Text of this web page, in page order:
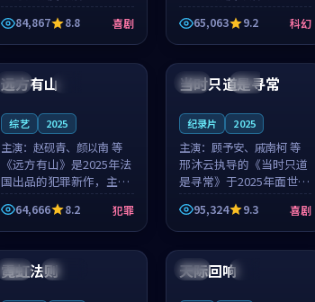
作。美国的取景与历史战
争的氛围相互成就，蒋知
南与金泰浩的对手戏自然
克制，让整部影片在悬念
与温度之...
84,867 8.8 喜剧
作。英国的取景与雨夜物
语的氛围相互成就，余之
言与季棠夏的对手戏自然
克制，让整部影片在悬念
与温度之...
65,063 9.2 科幻
法国
99:48
远方有山
综艺 2025
主演：赵砚青、颜以南 等
《远方有山》是2025年法
国出品的犯罪新作，主创
团队希望用高校追梦的故
事让观众停下来想一想。
赵砚青领衔，颜以南担任
重要角色，山田纯一的叙
事节奏一...
64,666 8.2 犯罪
泰国 杜比
99:32
当时只道是寻常
纪录片 2025
主演： 顾予安、戚南柯 等
邢沐云执导的《当时只道
是寻常》于2025年面世，
泰国的城市气质与母女情
深的人物心境共同构筑了
影片基调。顾予安、戚南
柯用细腻的表演撑起整部
喜剧电影...
95,324 9.3 喜剧
中国 连载中
97:18
霓虹法则 日本
99:36
天际回响